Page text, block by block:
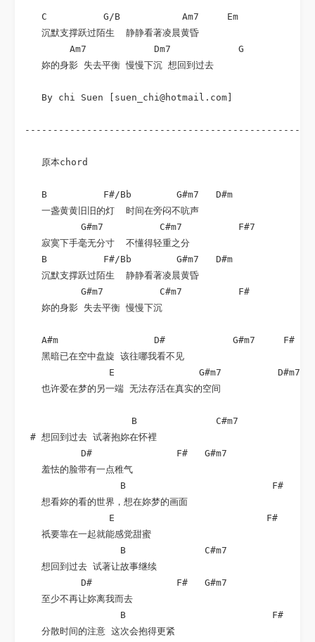
C          G/B           Am7     Em
   沉默支撑跃过陌生  静静看著凌晨黄昏
Am7            Dm7            G
   妳的身影 失去平衡 慢慢下沉 想回到过去
   By chi Suen [suen_chi@hotmail.com]
   原本chord
B          F#/Bb        G#m7   D#m
   一盏黄黄旧旧的灯  时间在旁闷不吭声
          G#m7          C#m7          F#7
   寂寞下手毫无分寸  不懂得轻重之分
B          F#/Bb        G#m7   D#m
   沉默支撑跃过陌生  静静看著凌晨黄昏
          G#m7          C#m7          F#
   妳的身影 失去平衡 慢慢下沉
   A#m                 D#            G#m7     F#
   黑暗已在空中盘旋 该往哪我看不见
E               G#m7          D#m7
   也许爱在梦的另一端 无法存活在真实的空间
                   B              C#m7
# 想回到过去 试著抱妳在怀裡
          D#               F#   G#m7
   羞怯的脸带有一点稚气
                 B                          F#
   想看妳的看的世界，想在妳梦的画面
               E                           F#
   祇要靠在一起就能感觉甜蜜
                 B              C#m7
   想回到过去 试著让故事继续
          D#               F#   G#m7
   至少不再让妳离我而去
                 B                          F#
   分散时间的注意 这次会抱得更紧